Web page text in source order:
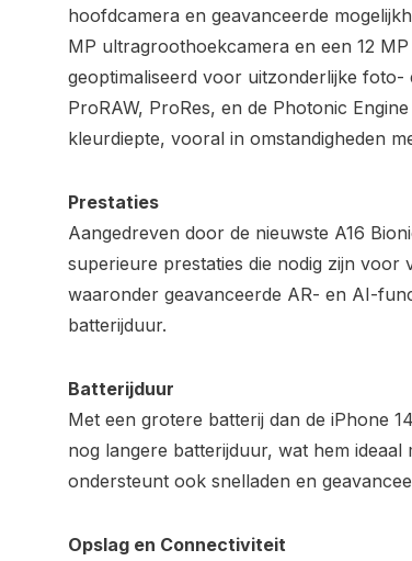
hoofdcamera en geavanceerde
MP ultragroothoekcamera en een 12
geoptimaliseerd voor uitzonderlijke
ProRAW, ProRes, en de Photonic
kleurdiepte, vooral in omstandigheden
Prestaties
Aangedreven door de nieuwste A16
superieure prestaties die nodig zijn voor
waaronder geavanceerde AR- en AI-
batterijduur.
Batterijduur
Met een grotere batterij dan de iPhone
nog langere batterijduur, wat hem
ondersteunt ook snelladen en
Opslag en Connectiviteit